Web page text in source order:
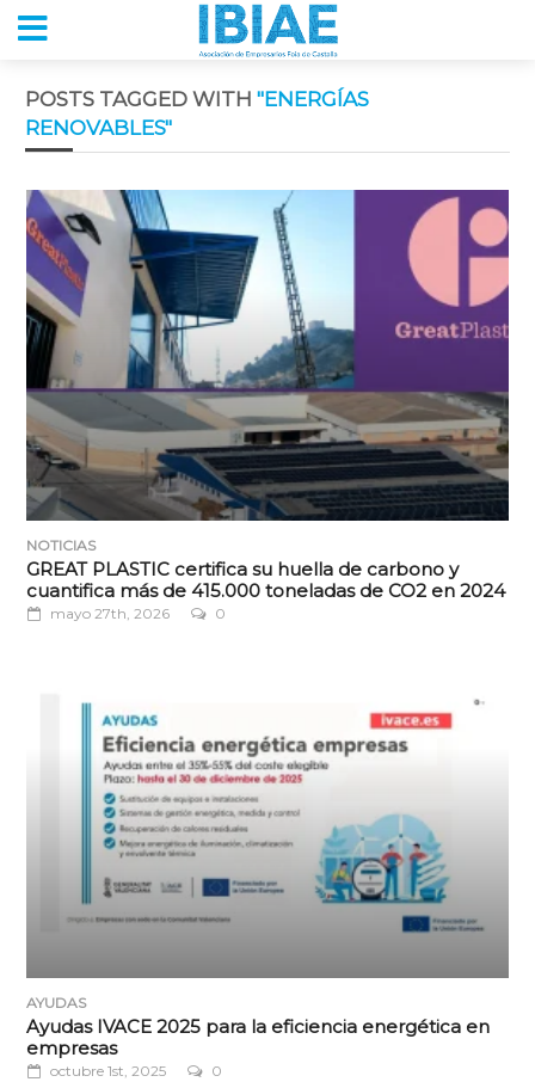
POSTS TAGGED WITH "ENERGÍAS
RENOVABLES"
NOTICIAS
GREAT PLASTIC certifica su huella de carbono y
cuantifica más de 415.000 toneladas de CO2 en 2024
mayo 27th, 2026 0
AYUDAS
Ayudas IVACE 2025 para la eficiencia energética en
empresas
octubre 1st, 2025 0